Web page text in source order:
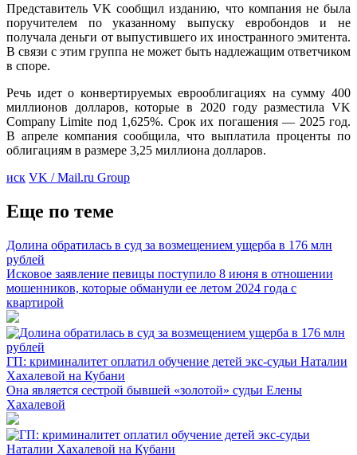
Представитель VK сообщил изданию, что компания не была
поручителем по указанному выпуску евробондов и не
получала деньги от выпустившего их иностранного эмитента.
В связи с этим группа не может быть надлежащим ответчиком
в споре.
Речь идет о конвертируемых еврооблигациях на сумму 400
миллионов долларов, которые в 2020 году разместила VK
Company Limite под 1,625%. Срок их погашения — 2025 год.
В апреле компания сообщила, что выплатила проценты по
облигациям в размере 3,25 миллиона долларов.
иск VK / Mail.ru Group
Еще по теме
Долина обратилась в суд за возмещением ущерба в 176 млн
рублей
Исковое заявление певицы поступило 8 июня в отношении
мошенников, которые обманули ее летом 2024 года с
квартирой
ГП: криминалитет оплатил обучение детей экс-судьи Наталии
Хахалевой на Кубани
Она является сестрой бывшей «золотой» судьи Елены
Хахалевой